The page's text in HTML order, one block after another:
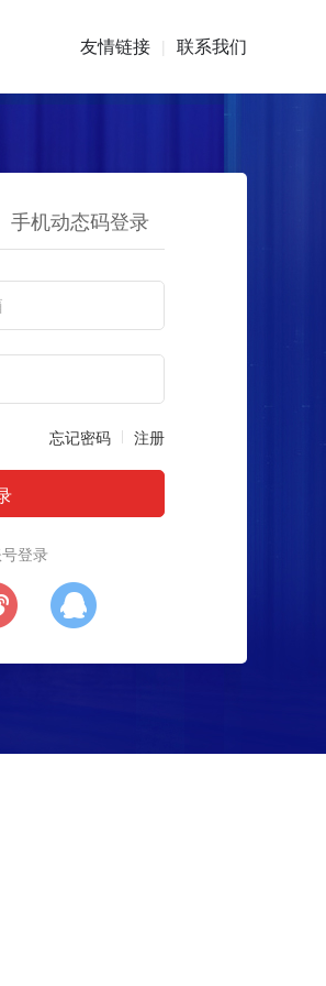
友情链接 | 联系我们
手机动态码登录
忘记密码 注册
登录